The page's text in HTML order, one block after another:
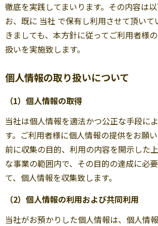
徹底を実践してまいります。その内容は
お、既に 当社 で保有し利用させて頂いて
きましても、本方針に従ってご利用者様
扱いを実施致します。
個人情報の取り扱いについて
（1）個人情報の取得
当社は個人情報を適法かつ公正な手段に
す。ご利用者様に個人情報の提供をお願
前に収集の目的、利用の内容を開示した
な事業の範囲内で、その目的の達成に必
て、個人情報を収集致します。
（2）個人情報の利用および共同利用
当社がお預かりした個人情報は、個人情